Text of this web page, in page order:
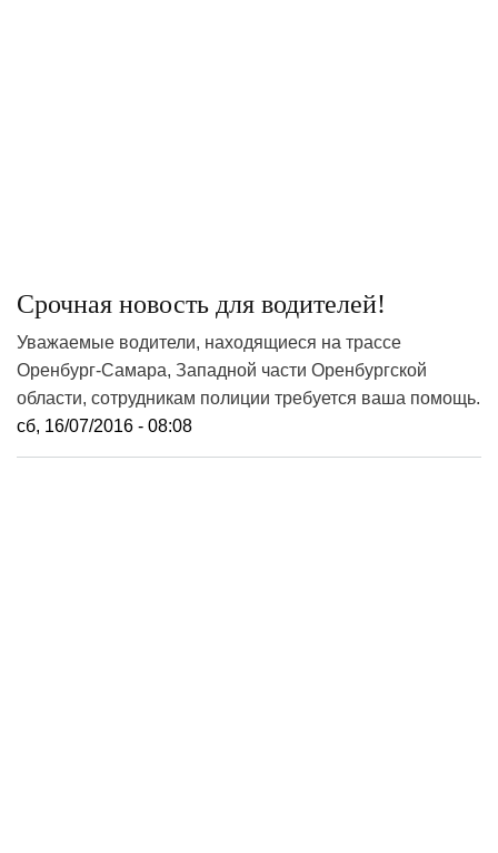
Срочная новость для водителей!
Уважаемые водители, находящиеся на трассе
Оренбург-Самара, Западной части Оренбургской
области, сотрудникам полиции требуется ваша помощь.
сб, 16/07/2016 - 08:08